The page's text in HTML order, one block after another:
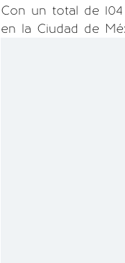
Con un total de
en la Ciudad de